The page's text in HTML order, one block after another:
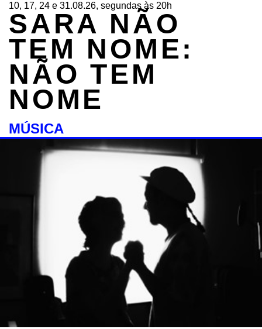
10, 17, 24 e 31.08.26, segundas às 20h
SARA NÃO
TEM NOME:
NÃO TEM
NOME
MÚSICA